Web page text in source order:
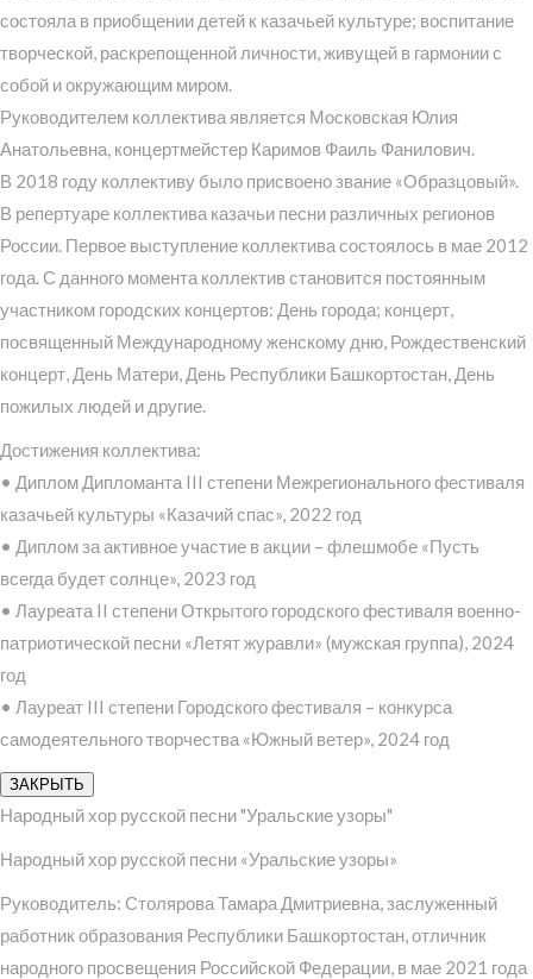
состояла в приобщении детей к казачьей культуре; воспитание
творческой, раскрепощенной личности, живущей в гармонии с
собой и окружающим миром.
Руководителем коллектива является Московская Юлия
Анатольевна, концертмейстер Каримов Фаиль Фанилович.
В 2018 году коллективу было присвоено звание «Образцовый».
В репертуаре коллектива казачьи песни различных регионов
России. Первое выступление коллектива состоялось в мае 2012
года. С данного момента коллектив становится постоянным
участником городских концертов: День города; концерт,
посвященный Международному женскому дню, Рождественский
концерт, День Матери, День Республики Башкортостан, День
пожилых людей и другие.
Достижения коллектива:
• Диплом Дипломанта III степени Межрегионального фестиваля
казачьей культуры «Казачий спас», 2022 год
• Диплом за активное участие в акции – флешмобе «Пусть
всегда будет солнце», 2023 год
• Лауреата II степени Открытого городского фестиваля военно-
патриотической песни «Летят журавли» (мужская группа), 2024
год
• Лауреат III степени Городского фестиваля – конкурса
самодеятельного творчества «Южный ветер», 2024 год
ЗАКРЫТЬ
Народный хор русской песни "Уральские узоры"
Народный хор русской песни «Уральские узоры»
Руководитель: Столярова Тамара Дмитриевна, заслуженный
работник образования Республики Башкортостан, отличник
народного просвещения Российской Федерации, в мае 2021 года